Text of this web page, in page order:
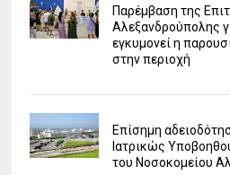
Παρέμβαση της
Αλεξανδρούπολης
εγκυμονεί η
στην περιοχή
Επίσημη
Ιατρικώς
του Νοσοκομείου